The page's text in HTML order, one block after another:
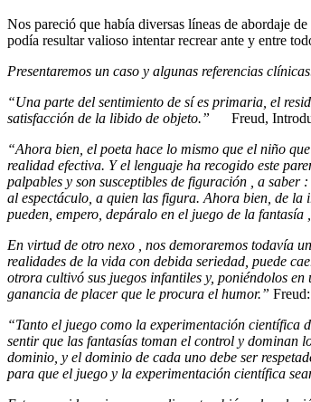
Nos pareció que había diversas líneas de abordaje
podía resultar valioso intentar recrear ante y entre
Presentaremos un caso y algunas referencias
“Una parte del sentimiento de sí es primaria, el
satisfacción de la libido de objeto.” Freud,
“Ahora bien, el poeta hace lo mismo que el niño
realidad efectiva. Y el lenguaje ha recogido este
palpables y son susceptibles de figuración , a
al espectáculo, a quien las figura. Ahora bien, de la
pueden, empero, depáralo en el juego de la fantasía
En virtud de otro nexo , nos demoraremos todavía
realidades de la vida con debida seriedad, puede
otrora cultivó sus juegos infantiles y, poniéndolos
ganancia de placer que le procura el humor.”
“Tanto el juego como la experimentación científica
sentir que las fantasías toman el control y dominan
dominio, y el dominio de cada uno debe ser
para que el juego y la experimentación científica